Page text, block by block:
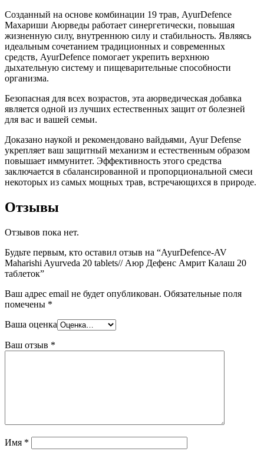
Созданный на основе комбинации 19 трав, AyurDefence
Махариши Аюрведы работает синергетически, повышая
жизненную силу, внутреннюю силу и стабильность. Являясь
идеальным сочетанием традиционных и современных
средств, AyurDefence помогает укрепить верхнюю
дыхательную систему и пищеварительные способности
организма.
Безопасная для всех возрастов, эта аюрведическая добавка
является одной из лучших естественных защит от болезней
для вас и вашей семьи.
Доказано наукой и рекомендовано вайдьями, Ayur Defense
укрепляет ваш защитный механизм и естественным образом
повышает иммунитет. Эффективность этого средства
заключается в сбалансированной и пропорциональной смеси
некоторых из самых мощных трав, встречающихся в природе.
Отзывы
Отзывов пока нет.
Будьте первым, кто оставил отзыв на “AyurDefence-AV
Maharishi Ayurvedа 20 tablets// Аюр Дефенс Амрит Калаш 20
таблеток”
Ваш адрес email не будет опубликован. Обязательные поля
помечены *
Ваша оценка
Ваш отзыв *
Имя *